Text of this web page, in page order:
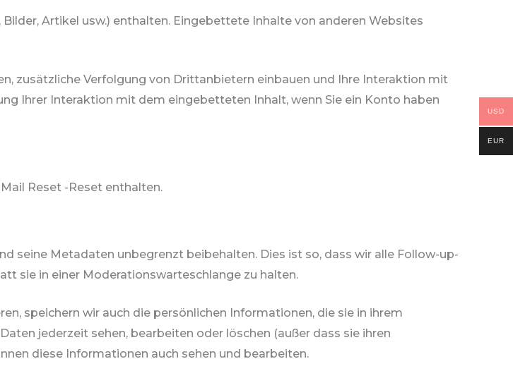
Artikel usw.) enthalten. Eingebettete Inhalte von anderen Websites
zusätzliche Verfolgung von Drittanbietern einbauen und Ihre Interaktion mit
Ihrer Interaktion mit dem eingebetteten Inhalt, wenn Sie ein Konto haben
Reset -Reset enthalten.
seine Metadaten unbegrenzt beibehalten. Dies ist so, dass wir alle Follow-up-
sie in einer Moderationswarteschlange zu halten.
speichern wir auch die persönlichen Informationen, die sie in ihrem
jederzeit sehen, bearbeiten oder löschen (außer dass sie ihren
diese Informationen auch sehen und bearbeiten.
USD
EUR